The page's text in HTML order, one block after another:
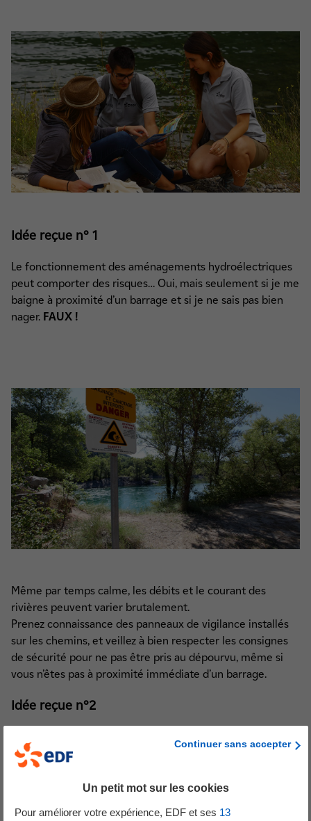
Idée reçue n° 1
Le fonctionnement des aménagements hydroélectriques
peut comporter des risques… Oui, mais seulement si je me
baigne à proximité d’un barrage et si je ne sais pas bien
nager. FAUX !
Même par temps calme, les débits et le courant des
rivières peuvent varier brutalement.
Prenez connaissance des panneaux de vigilance installés
sur les chemins, et veillez à bien respecter les consignes
de sécurité pour ne pas être pris au dépourvu, même si
vous n’êtes pas à proximité immédiate d’un barrage.
Idée reçue n°2
comporter des risques… Oui, mais je ne me ferai pas
surprendre par la montée des eaux.
Continuer sans accepter
Un petit mot sur les cookies
Pour améliorer votre expérience, EDF et ses 13